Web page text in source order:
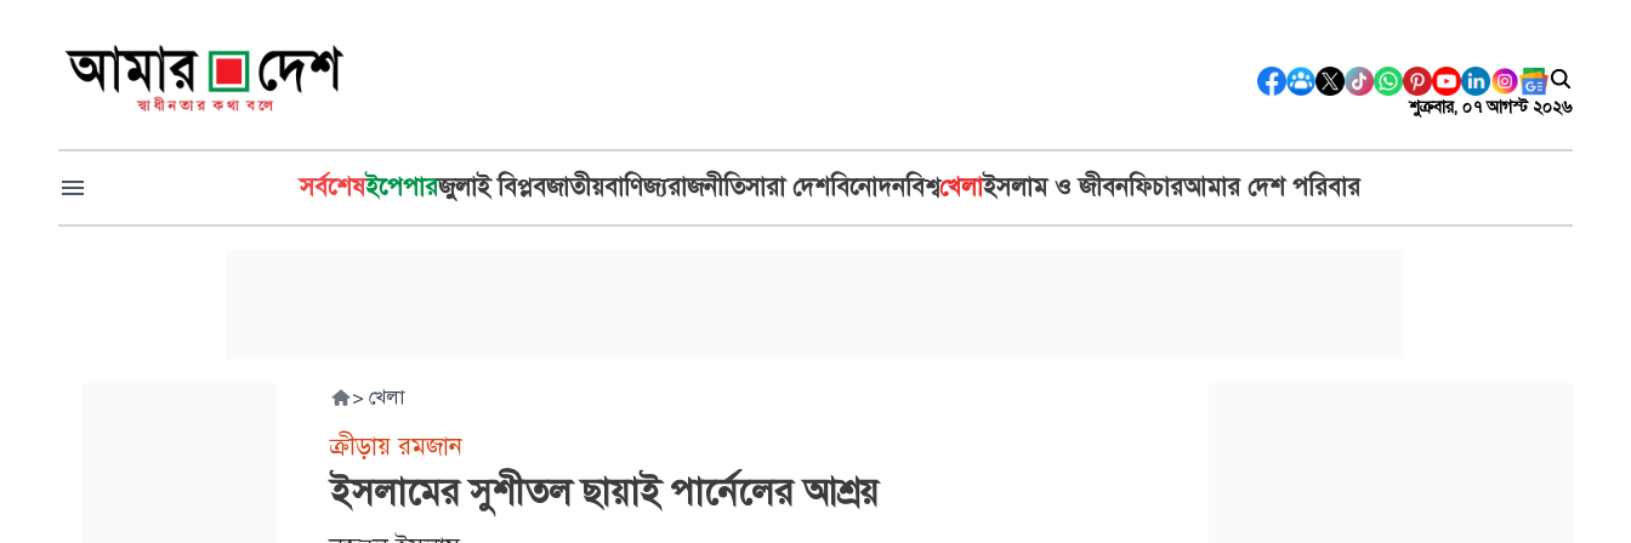
শুক্রবার, ০৭ আগস্ট ২০২৬
সর্বশেষইপেপারজুলাই বিপ্লবজাতীয়বাণিজ্যরাজনীতিসারা দেশবিনোদনবিশ্বখেলাইসলাম ও জীবনফিচারআমার দেশ পরিবার
> খেলা
ক্রীড়ায় রমজান
ইসলামের সুশীতল ছায়াই পার্নেলের আশ্রয়